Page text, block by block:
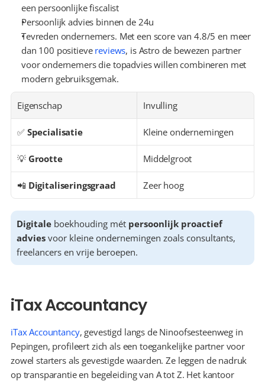
een persoonlijke fiscalist
Persoonlijk advies binnen de 24u
Tevreden ondernemers. Met een score van 4.8/5 en meer
dan 100 positieve reviews, is Astro de bewezen partner
voor ondernemers die topadvies willen combineren met
modern gebruiksgemak.
Eigenschap Invulling
✅ Specialisatie Kleine ondernemingen
💡 Grootte Middelgroot
📲 Digitaliseringsgraad Zeer hoog
Digitale boekhouding mét persoonlijk proactief
advies voor kleine ondernemingen zoals consultants,
freelancers en vrije beroepen.
iTax Accountancy
iTax Accountancy, gevestigd langs de Ninoofsesteenweg in
Pepingen, profileert zich als een toegankelijke partner voor
zowel starters als gevestigde waarden. Ze leggen de nadruk
op transparantie en begeleiding van A tot Z. Het kantoor